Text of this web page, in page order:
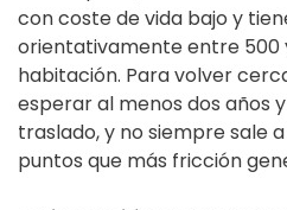
con coste de vida bajo y
orientativamente entre 500
habitación. Para volver
esperar al menos dos años
traslado, y no siempre sale
puntos que más fricción